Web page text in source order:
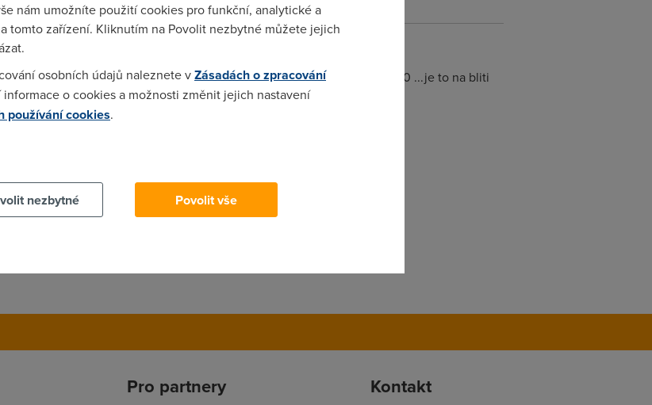
to jede dobre 1400 ale spis okolo 1000 a vecer mi to jede okolo 560 ...je to na bliti
Pro partnery Kontakt
nám umožníte použití cookies pro funkční, analytické a
tomto zařízení. Kliknutím na Povolit nezbytné můžete jejich
osobních údajů naleznete vZásadách o zpracování
informace o cookies a možnosti změnit jejich nastavení
používání cookies.
nezbytné
Povolit vše